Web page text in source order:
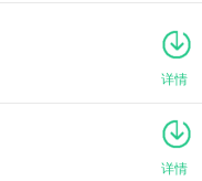
详情
详情